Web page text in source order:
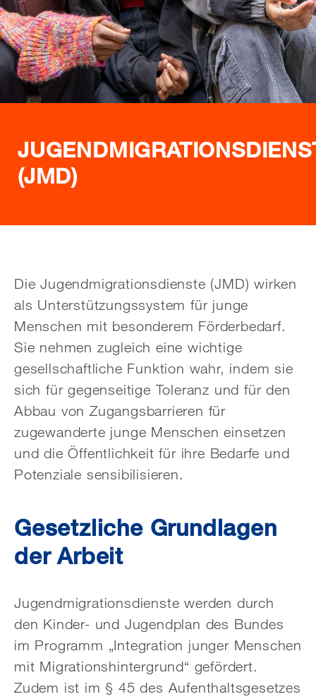
(JMD)
Die Jugendmigrationsdienste (JMD) wirken
als Unterstützungssystem für junge
Menschen mit besonderem Förderbedarf.
Sie nehmen zugleich eine wichtige
gesellschaftliche Funktion wahr, indem sie
sich für gegenseitige Toleranz und für den
Abbau von Zugangsbarrieren für
zugewanderte junge Menschen einsetzen
und die Öffentlichkeit für ihre Bedarfe und
Potenziale sensibilisieren.
Gesetzliche Grundlagen
der Arbeit
Jugendmigrationsdienste werden durch
den Kinder- und Jugendplan des Bundes
im Programm „Integration junger Menschen
mit Migrationshintergrund“ gefördert.
Zudem ist im § 45 des Aufenthaltsgesetzes